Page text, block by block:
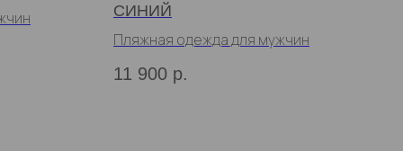
СИНИЙ
Пляжная одежда для мужчин
11 900 р.